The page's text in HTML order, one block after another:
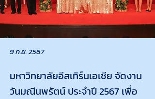
9 ก.ย. 2567
มหาวิทยาลัยอีสเทิร์นเอเชีย จัดงาน
วันมณีนพรัตน์ ประจำปี 2567 เพื่อ